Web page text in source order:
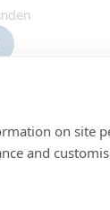
17:30 -
on site
and